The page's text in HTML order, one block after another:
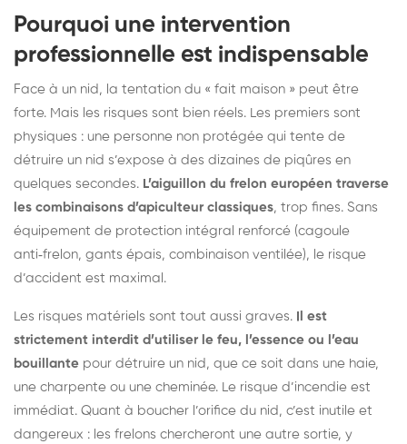
Pourquoi une intervention
professionnelle est indispensable
Face à un nid, la tentation du « fait maison » peut être
forte. Mais les risques sont bien réels. Les premiers sont
physiques : une personne non protégée qui tente de
détruire un nid s’expose à des dizaines de piqûres en
quelques secondes. L’aiguillon du frelon européen traverse
les combinaisons d’apiculteur classiques, trop fines. Sans
équipement de protection intégral renforcé (cagoule
anti‑frelon, gants épais, combinaison ventilée), le risque
d’accident est maximal.
Les risques matériels sont tout aussi graves.
Il est
strictement interdit d’utiliser le feu, l’essence ou l’eau
bouillante pour détruire un nid, que ce soit dans une haie,
une charpente ou une cheminée. Le risque d’incendie est
immédiat. Quant à boucher l’orifice du nid, c’est inutile et
dangereux : les frelons chercheront une autre sortie, y